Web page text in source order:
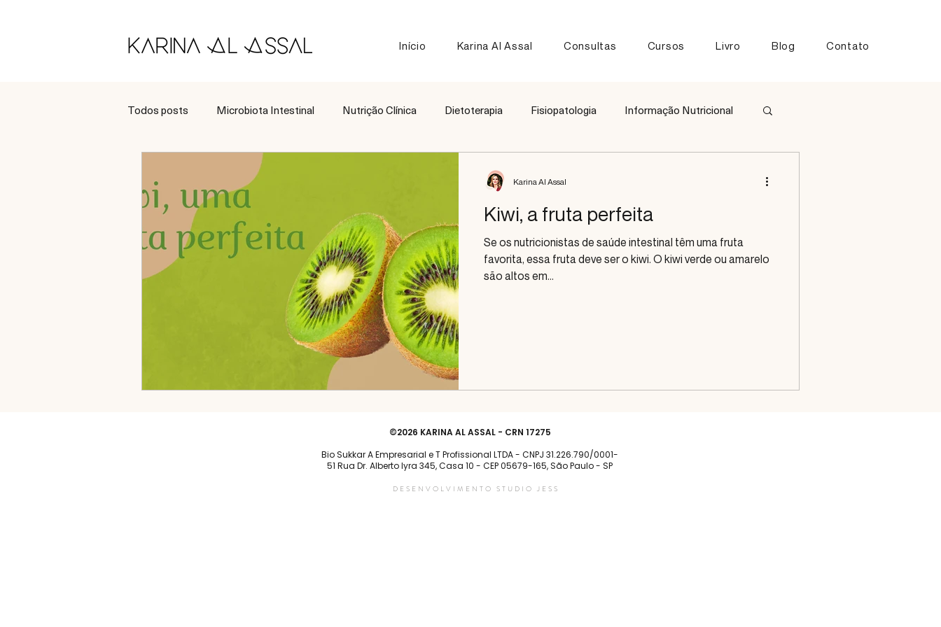
Início Karina Al Assal Consultas Cursos Livro Blog Contato
Todos posts Microbiota Intestinal Nutrição Clínica Dietoterapia Fisiopatologia Informação Nutricional
Tratamento
Kiwi, a fruta perfeita
Se os nutricionistas de saúde intestinal têm uma fruta
favorita, essa fruta deve ser o kiwi. O kiwi verde ou amarelo
são altos em...
Karina Al Assal
©2026 KARINA AL ASSAL - CRN 17275
Bio Sukkar A Empresarial e T Profissional LTDA - CNPJ 31.226.790/0001-
51 Rua Dr. Alberto lyra 345, Casa 10 - CEP 05679-165, São Paulo - SP
DESENVOLVIMENTO STUDIO JESS